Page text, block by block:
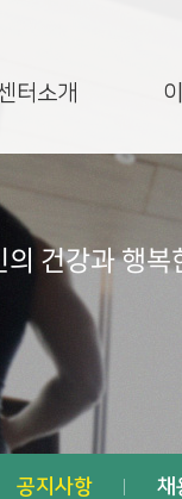
터소개
의 건강과 행
공지사항 채